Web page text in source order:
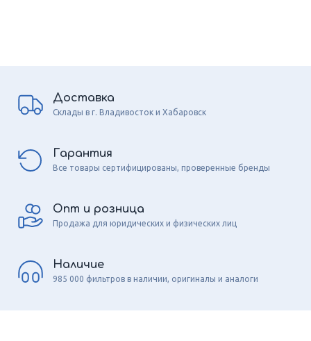
Доставка
Склады в г. Владивосток и Хабаровск
Гарантия
Все товары сертифицированы, проверенные бренды
Опт и розница
Продажа для юридических и физических лиц
Наличие
985 000 фильтров в наличии, оригиналы и аналоги